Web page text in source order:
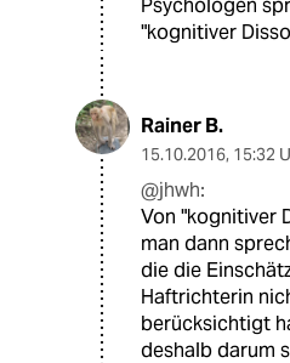
Psychologen
"kognitiver
Rainer B.
15.10.2016, 15:32
@jhwh:
Von "kognitiver
man dann
die die
Haftrichterin
berücksichtigt
deshalb darum